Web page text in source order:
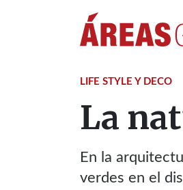
LIFE STYLE Y DECO
La
En la
verdes en el